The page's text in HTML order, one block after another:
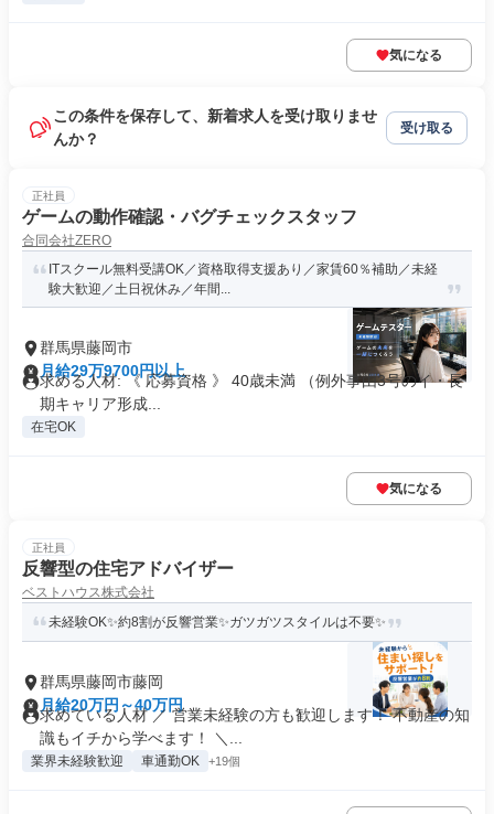
気になる
この条件を保存して、新着求人を受け取りませ
んか？
受け取る
正社員
ゲームの動作確認・バグチェックスタッフ
合同会社ZERO
ITスクール無料受講OK／資格取得支援あり／家賃60％補助／未経
験大歓迎／土日祝休み／年間...
群馬県藤岡市
月給29万9700円以上
求める人材: 《 応募資格 》 40歳未満 （例外事由3号のイ・長
期キャリア形成...
在宅OK
気になる
正社員
反響型の住宅アドバイザー
ベストハウス株式会社
未経験OK✨約8割が反響営業✨ガツガツスタイルは不要✨
群馬県藤岡市藤岡
月給20万円～40万円
求めている人材 ／ 営業未経験の方も歓迎します！ 不動産の知
識もイチから学べます！ ＼...
業界未経験歓迎 車通勤OK +19個